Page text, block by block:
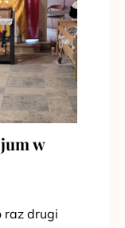
w
raz drugi